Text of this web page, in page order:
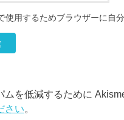
使用するためブラウザーに自
ムを低減するために
さい。